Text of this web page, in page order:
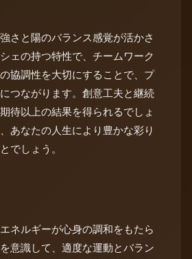
さと陽のバランス感覚が活かさ
ェの持つ特性で、チームワーク
協調性を大切にすることで、プ
つながります。創意工夫と継続
待以上の結果を得られるでしょ
あなたの人生により豊かな彩り
でしょう。
ネルギーが心身の調和をもたら
意識して、適度な運動とバラン